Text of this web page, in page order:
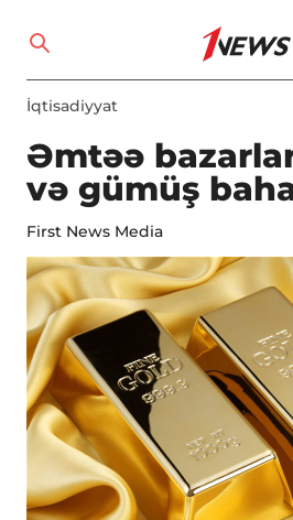
İqtisadiyyat
Əmtəə
və gümüş
First News Media